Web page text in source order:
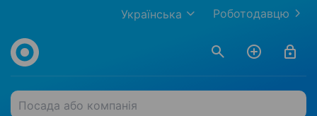
Роботодавцю
Українська
Посада або компанія